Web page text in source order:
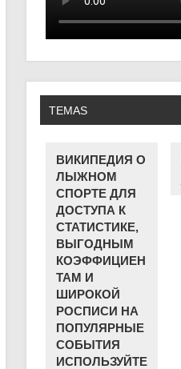
TEMAS
ВИКИПЕДИЯ О
ЛЫЖНОМ
СПОРТЕ ДЛЯ
ДОСТУПА К
СТАТИСТИКЕ,
ВЫГОДНЫМ
КОЭФФИЦИЕН
ТАМ И
ШИРОКОЙ
РОСПИСИ НА
ПОПУЛЯРНЫЕ
СОБЫТИЯ
ИСПОЛЬЗУЙТЕ